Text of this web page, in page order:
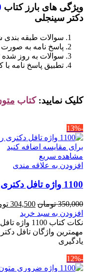
بود.
ویژگی های بارز کتاب
دکتر سینجلی
سوالات طبقه بندی
پاسخ نامه به صورت
سوالات به روز شده تا
تطبیق پاسخ نامه
کلیک نمایید: کتاب
-13%
برای مقایسه اضافه کنید
مشاهده سریع
افزودن به علاقه مندی
1100 واژه تافل دکتری رمضانی -کتاب آوا
350,000 تومان قیمت
اصلی
بود.
304,500
افزودن به سبد خرید
نکات کتاب
مهمترین واژگان تافل
یادگیری
-12%